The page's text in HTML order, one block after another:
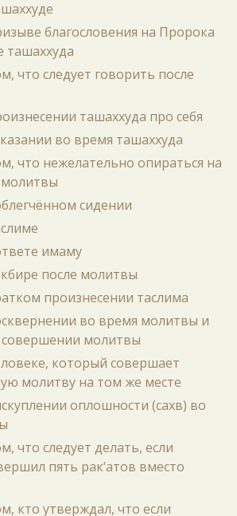
благословения на Пророка
ташаххуда
что следует говорить после
ташаххуда про себя
во время ташаххуда
что нежелательно опираться на
молитвы
сидении
имаму
после молитвы
произнесении таслима
во время молитвы и
молитвы
который совершает
молитву на том же месте
оплошности (сахв) во
что следует делать, если
пять рак‘атов вместо
кто утверждал, что если